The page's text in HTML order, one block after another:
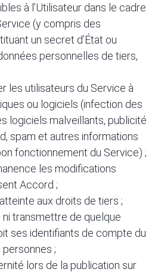
à l’Utilisateur dans le cadre
(y compris des
un secret d’État ou
personnelles de tiers,
les utilisateurs du Service à
ou logiciels (infection des
logiciels malveillants, publicité
spam et autres informations
fonctionnement du Service) ;
les modifications
Accord ;
aux droits de tiers ;
ni transmettre de quelque
ses identifiants de compte du
personnes ;
lors de la publication sur